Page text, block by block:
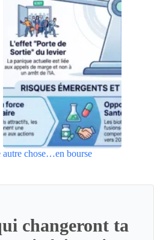
chose…en bourse
changeront ta